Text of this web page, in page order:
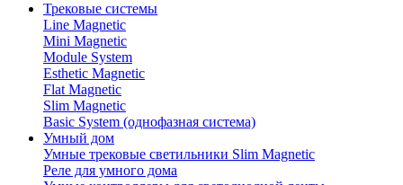
Трековые системы
Line Magnetic
Mini Magnetic
Module System
Esthetic Magnetic
Flat Magnetic
Slim Magnetic
Basic System (однофазная система)
Умный дом
Умные трековые светильники Slim Magnetic
Реле для умного дома